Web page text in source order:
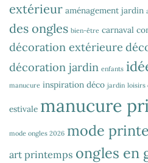
extérieur aménagement jardin
des ongles bien-être carnaval
décoration extérieure
décoration jardin enfants
manucure inspiration déco jardin loisirs
estivale manucure
mode ongles 2026 mode
art printemps ongles en